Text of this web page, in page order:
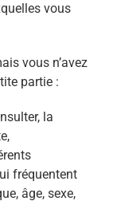
vous
vous n’avez
partie :
la
fréquentent
âge, sexe,